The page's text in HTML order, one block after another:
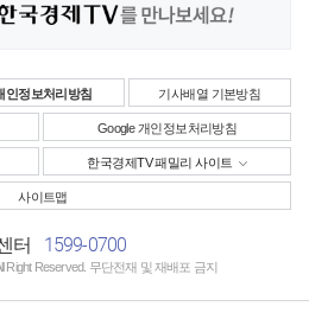
인정보처리방침 기사배열 기본방침
Google 개인정보처리방침
한국경제TV 패밀리 사이트
사이트맵
터 1599-0700
Right Reserved. 무단전재 및 재배포 금지